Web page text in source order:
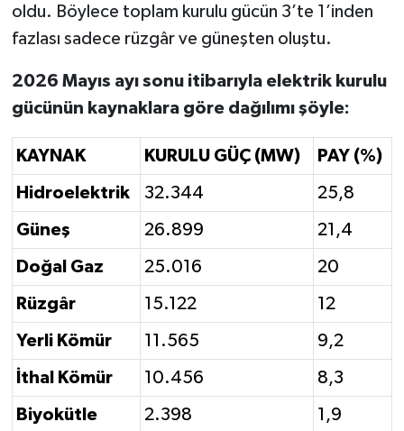
oldu. Böylece toplam kurulu gücün 3’te 1’inden
fazlası sadece rüzgâr ve güneşten oluştu.
2026 Mayıs ayı sonu itibarıyla elektrik kurulu
gücünün kaynaklara göre dağılımı şöyle:
KAYNAK KURULU GÜÇ (MW) PAY (%)
Hidroelektrik 32.344 25,8
Güneş 26.899 21,4
Doğal Gaz 25.016 20
Rüzgâr 15.122 12
Yerli Kömür 11.565 9,2
İthal Kömür 10.456 8,3
Biyokütle 2.398 1,9